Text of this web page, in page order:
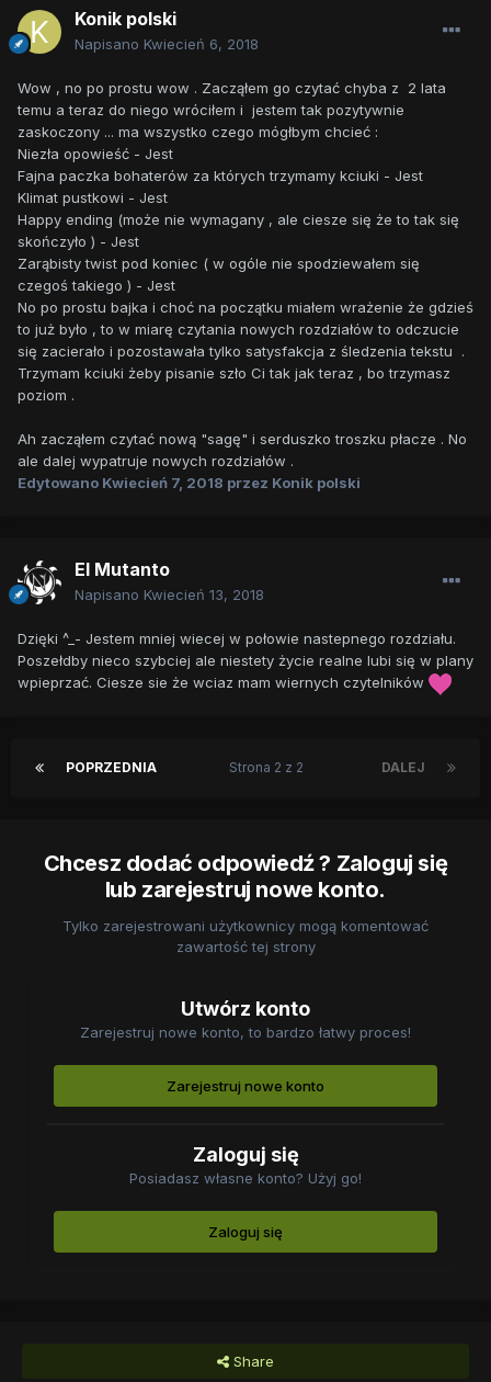
Konik polski
Napisano Kwiecień 6, 2018
Wow , no po prostu wow . Zacząłem go czytać chyba z 2 lata
temu a teraz do niego wróciłem i jestem tak pozytywnie
zaskoczony ... ma wszystko czego mógłbym chcieć :
Niezła opowieść - Jest
Fajna paczka bohaterów za których trzymamy kciuki - Jest
Klimat pustkowi - Jest
Happy ending (może nie wymagany , ale ciesze się że to tak się
skończyło ) - Jest
Zarąbisty twist pod koniec ( w ogóle nie spodziewałem się
czegoś takiego ) - Jest
No po prostu bajka i choć na początku miałem wrażenie że gdzieś
to już było , to w miarę czytania nowych rozdziałów to odczucie
się zacierało i pozostawała tylko satysfakcja z śledzenia tekstu .
Trzymam kciuki żeby pisanie szło Ci tak jak teraz , bo trzymasz
poziom .
Ah zacząłem czytać nową "sagę" i serduszko troszku płacze . No
ale dalej wypatruje nowych rozdziałów .
Edytowano Kwiecień 7, 2018 przez Konik polski
El Mutanto
Napisano Kwiecień 13, 2018
Dzięki ^_- Jestem mniej wiecej w połowie nastepnego rozdziału.
Poszełdby nieco szybciej ale niestety życie realne lubi się w plany
wpieprzać. Ciesze sie że wciaz mam wiernych czytelników
POPRZEDNIA DALEJ
Strona 2 z 2
Chcesz dodać odpowiedź ? Zaloguj się
lub zarejestruj nowe konto.
Tylko zarejestrowani użytkownicy mogą komentować
zawartość tej strony
Utwórz konto
Zarejestruj nowe konto, to bardzo łatwy proces!
Zarejestruj nowe konto
Zaloguj się
Posiadasz własne konto? Użyj go!
Zaloguj się
Share